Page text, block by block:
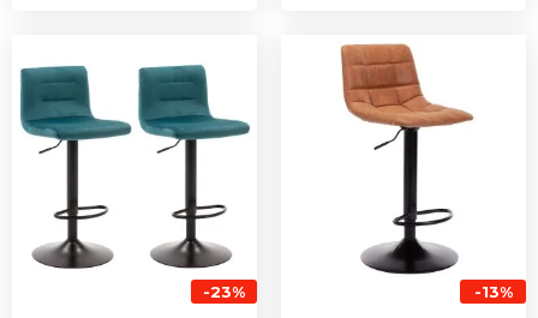
-23%
prijs
was:
€ 144,00.€ 111,00.
-13%
prijs
was:
€ 75,00.